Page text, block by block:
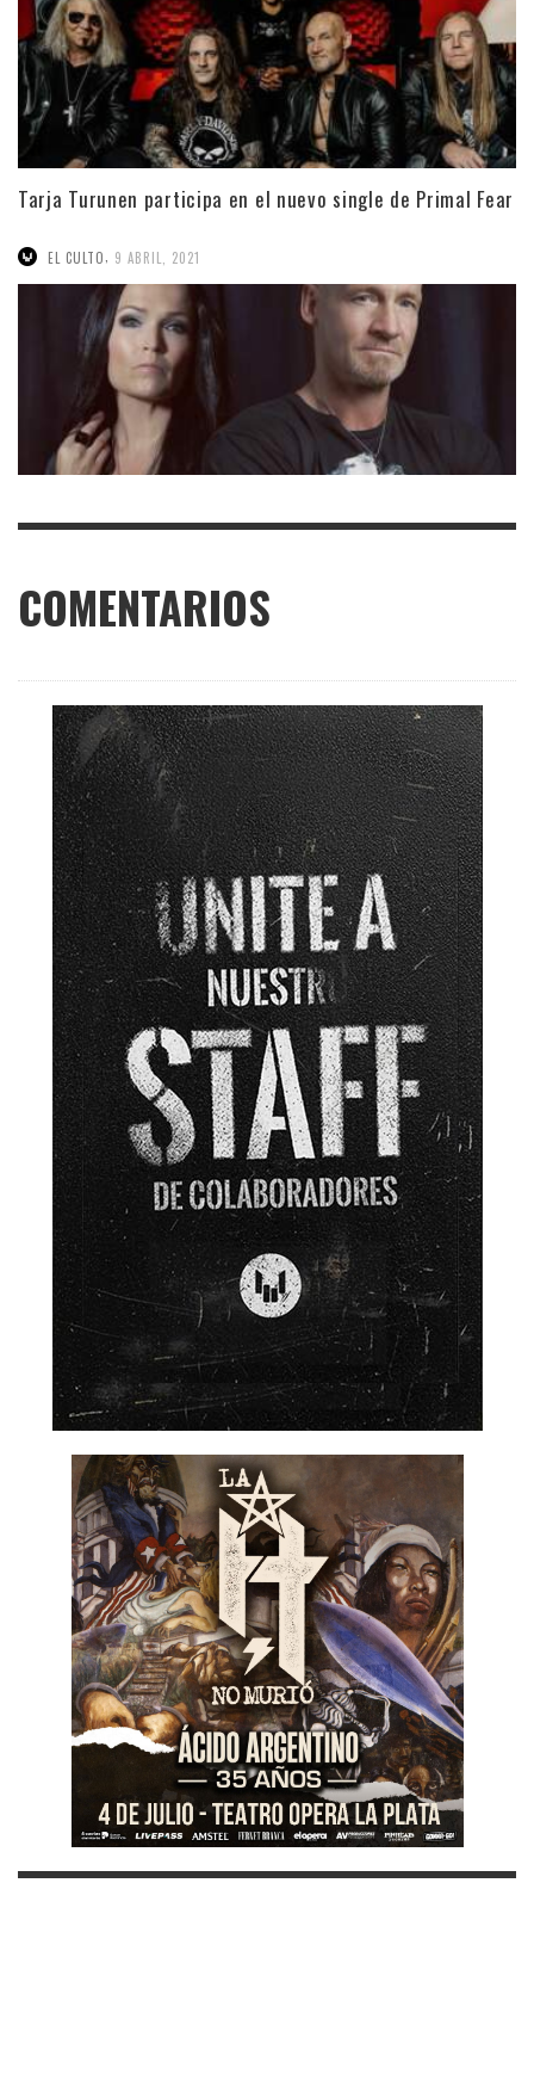
Tarja Turunen participa en el nuevo single de Primal Fear
EL CULTO 9 ABRIL, 2021
COMENTARIOS